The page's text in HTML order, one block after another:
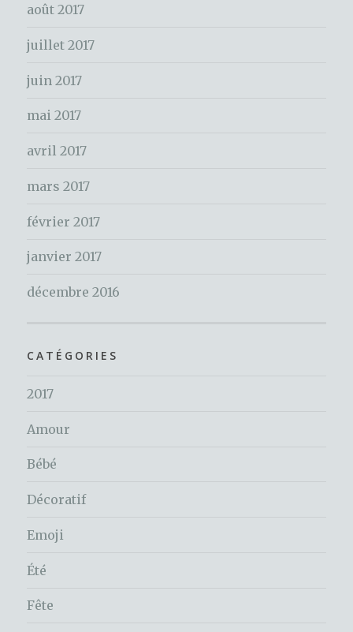
e
:
août 2017
juillet 2017
juin 2017
mai 2017
avril 2017
mars 2017
février 2017
janvier 2017
décembre 2016
CATÉGORIES
2017
Amour
Bébé
Décoratif
Emoji
Été
Fête